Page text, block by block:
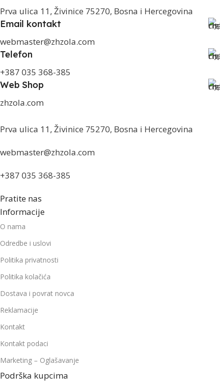
Prva ulica 11, Živinice 75270, Bosna i Hercegovina
Email kontakt
webmaster@zhzola.com
Telefon
+387 035 368-385
Web Shop
zhzola.com
Prva ulica 11, Živinice 75270, Bosna i Hercegovina
webmaster@zhzola.com
+387 035 368-385
Pratite nas
Informacije
O nama
Odredbe i uslovi
Politika privatnosti
Politika kolačića
Dostava i povrat novca
Reklamacije
Kontakt
Kontakt podaci
Marketing – Oglašavanje
Podrška kupcima